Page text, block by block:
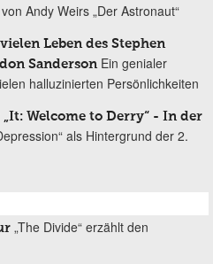
Andy Weirs „Der Astronaut“
Leben des Stephen
Sanderson Ein genialer
halluzinierten Persönlichkeiten
Welcome to Derry“ - In der
als Hintergrund der 2.
„The Divide“ erzählt den